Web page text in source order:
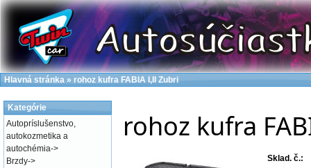
rohoz kufra
Sklad. č.:
Kategórie
Autopríslušenstvo,
autokozmetika a
autochémia->
Brzdy->
Hlavná stránka » rohoz kufra FABIA I,II Zubri